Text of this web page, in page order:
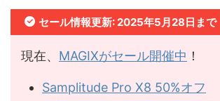
セール情報更新: 2025年5月28日まで
現在、 MAGIXがセール開催中 ！
Samplitude Pro X8 50%オフ